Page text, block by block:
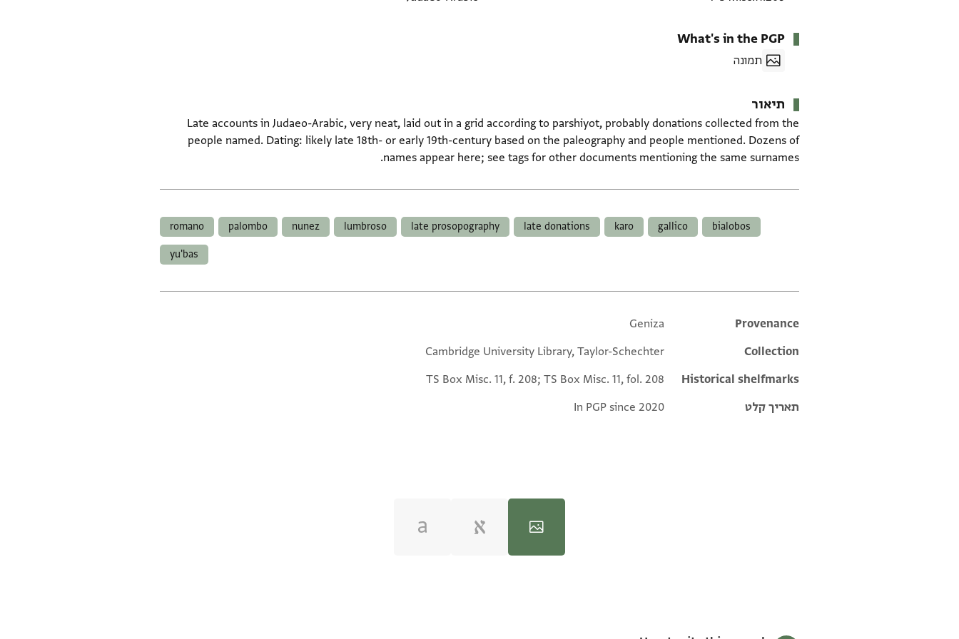
What's in the PGP
תמונה
תיאור
Late accounts in Judaeo-Arabic, very neat, laid out in a grid according to parshiyot, probably donations collected from the
people named. Dating: likely late 18th- or early 19th-century based on the paleography and people mentioned. Dozens of
names appear here; see tags for other documents mentioning the same surnames.
bialobos
gallico
karo
late donations
late prosopography
lumbroso
nunez
palombo
romano
yu'bas
Additional metadata
Provenance
Geniza
Collection
Cambridge University Library, Taylor-Schechter
Historical shelfmarks
TS Box Misc. 11, f. 208; TS Box Misc. 11, fol. 208
תאריך קלט
In PGP since 2020